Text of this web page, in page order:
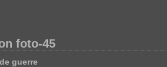
foto-45
guerre